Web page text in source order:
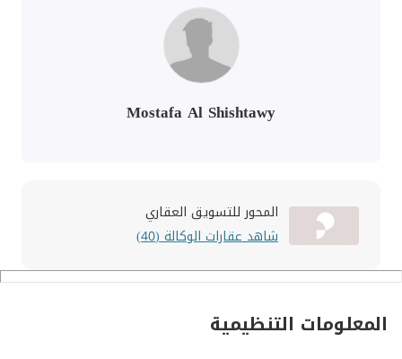
Mostafa Al Shishtawy
المحور للتسويق العقاري
شاهد عقارات الوكالة (40)
المعلومات التنظيمية